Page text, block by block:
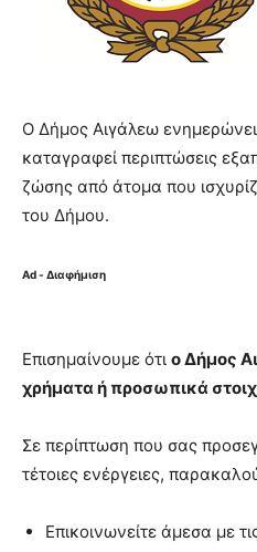
Ο Δήμος Αιγάλεω ενημερώνει
καταγραφεί περιπτώσεις
ζώσης από άτομα που
του Δήμου.
Ad - Διαφήμιση
Επισημαίνουμε ότι ο Δήμος
χρήματα ή προσωπικά
Σε περίπτωση που σας
τέτοιες ενέργειες,
Επικοινωνείτε άμεσα με